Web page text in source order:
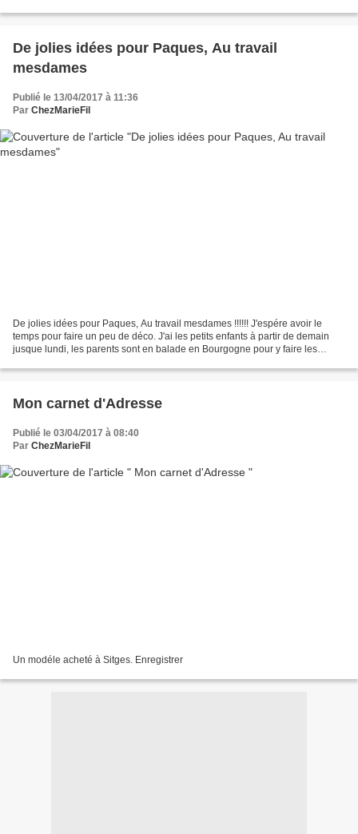
De jolies idées pour Paques, Au travail
mesdames
Publié le 13/04/2017 à 11:36
Par ChezMarieFil
De jolies idées pour Paques, Au travail mesdames !!!!!! J'espére avoir le
temps pour faire un peu de déco. J'ai les petits enfants à partir de demain
jusque lundi, les parents sont en balade en Bourgogne pour y faire les
Mon carnet d'Adresse
Publié le 03/04/2017 à 08:40
Par ChezMarieFil
Un modéle acheté à Sitges. Enregistrer